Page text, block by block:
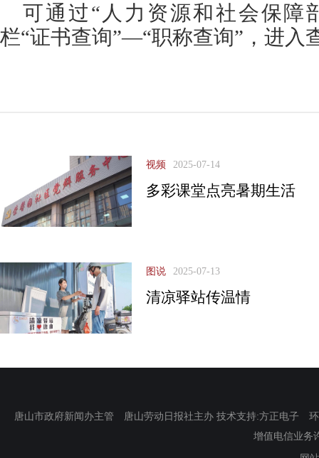
可通过“人力资源和社会保障
栏“证书查询”—“职称查询”，进入
视频 2025-07-14
多彩课堂点亮暑期生活
图说 2025-07-13
清凉驿站传温情
唐山市政府新闻办主管 唐山劳动日报社主办 技术支持:方正电子
增值电信业务